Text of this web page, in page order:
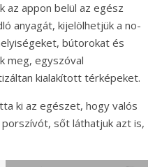
az appon belül az egész
anyagát, kijelölhetjük a no-
bútorokat és
meg, egyszóval
kialakított térképeket.
ki az egészet, hogy valós
sőt láthatjuk azt is,